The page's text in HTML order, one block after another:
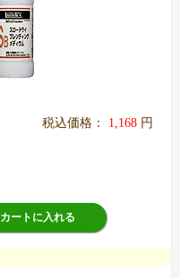
税込価格： 1,168 円
カートに入れる